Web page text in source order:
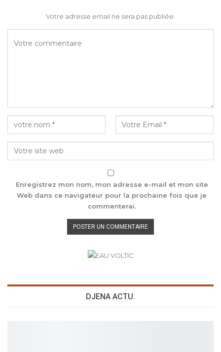
Votre adresse email ne sera pas publiée.
Enregistrez mon nom, mon adresse e-mail et mon site
Web dans ce navigateur pour la prochaine fois que je
commenterai.
DJENA ACTU.